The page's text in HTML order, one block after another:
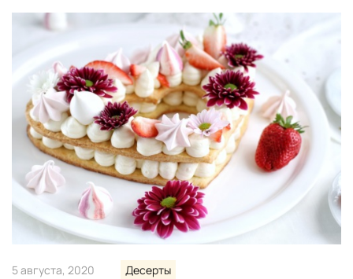
5 августа, 2020 Десерты